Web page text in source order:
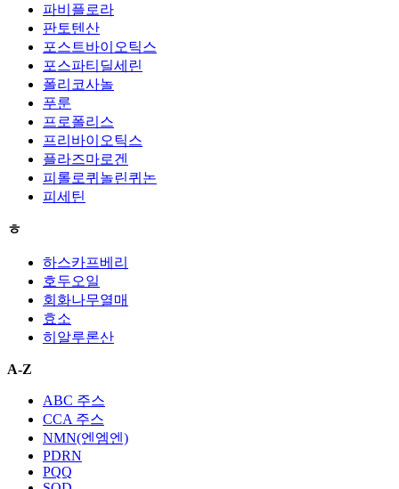
파비플로라
판토텐산
포스트바이오틱스
포스파티딜세린
폴리코사놀
푸룬
프로폴리스
프리바이오틱스
플라즈마로겐
피롤로퀴놀린퀴논
피세틴
ㅎ
하스카프베리
호두오일
회화나무열매
효소
히알루론산
A-Z
ABC 주스
CCA 주스
NMN(엔엠엔)
PDRN
PQQ